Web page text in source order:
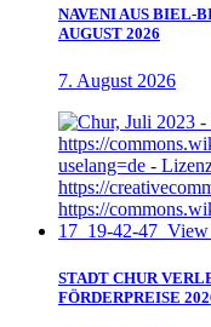
NAVENI AUS BIEL-
AUGUST 2026
7. August 2026
STADT CHUR
FÖRDERPREISE